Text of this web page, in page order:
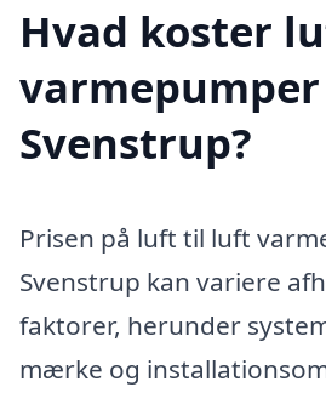
Hvad koster
Svenstrup?
Prisen på luft til luft
Svenstrup kan variere
faktorer, herunder
mærke og